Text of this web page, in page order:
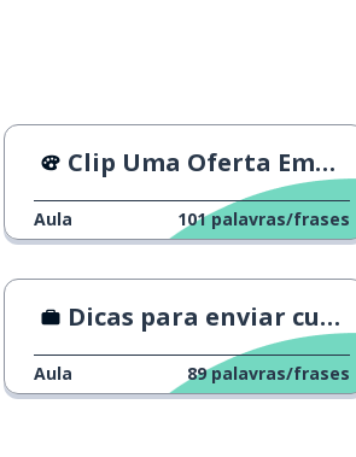
Clip Uma Oferta Empolgante Temporada 4
Aula 101 palavras/frases
Dicas para enviar currículo
Aula 89 palavras/frases